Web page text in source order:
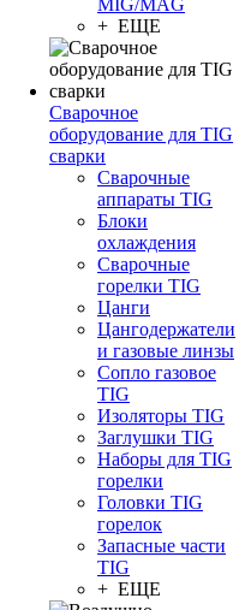
MIG/MAG
+ ЕЩЕ
Сварочное
оборудование для TIG
сварки
Сварочные
аппараты TIG
Блоки
охлаждения
Сварочные
горелки TIG
Цанги
Цангодержатели
и газовые линзы
Сопло газовое
TIG
Изоляторы TIG
Заглушки TIG
Наборы для TIG
горелки
Головки TIG
горелок
Запасные части
TIG
+ ЕЩЕ